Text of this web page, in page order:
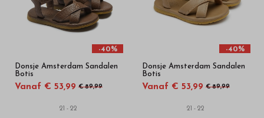
-40%
Donsje Amsterdam Sandalen
Botis
Vanaf € 53,99 € 89,99
21 - 22
-40%
Donsje Amsterdam Sandalen
Botis
Vanaf € 53,99 € 89,99
21 - 22